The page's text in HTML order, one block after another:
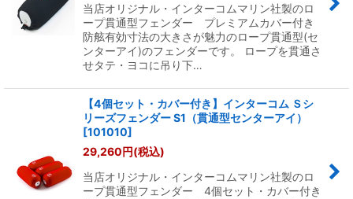
当店オリジナル・インターコムマリン社製のロ
ープ貫通型フェンダー プレミアムカバー付き
防舷有効寸法の大きさが魅力のロープ貫通型(セ
ンターアイ)のフェンダーです。 ロープを貫通さ
せタテ・ヨコに吊り下…
【4個セット・カバー付き】インターコム Ｓシ
リーズフェンダー S1（貫通型センターアイ）
[101010]
29,260円(税込)
当店オリジナル・インターコムマリン社製のロ
ープ貫通型フェンダー 4個セット・カバー付き